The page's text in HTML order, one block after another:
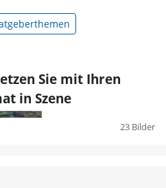
Sie mit Ihren
in Szene
23 Bilder